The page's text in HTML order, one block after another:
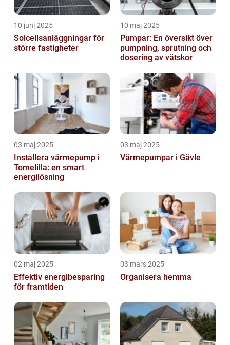
10 juni 2025
Solcellsanläggningar för
större fastigheter
10 maj 2025
Pumpar: En översikt över
pumpning, sprutning och
dosering av vätskor
03 maj 2025
Installera värmepump i
Tomelilla: en smart
energilösning
03 maj 2025
Värmepumpar i Gävle
02 maj 2025
Effektiv energibesparing
för framtiden
03 mars 2025
Organisera hemma